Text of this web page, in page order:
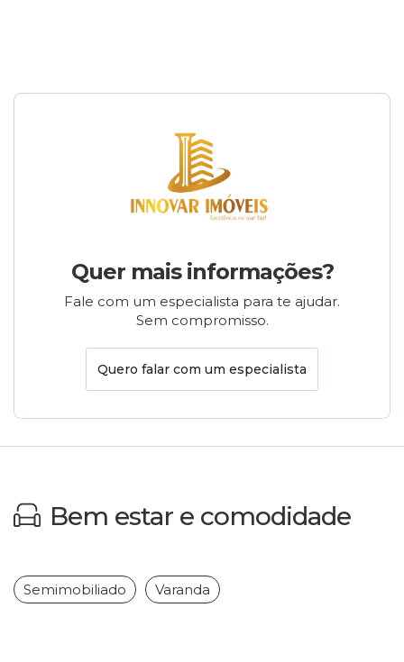
Quer mais informações?
Fale com um especialista para te ajudar.
Sem compromisso.
Quero falar com um especialista
Bem estar e comodidade
Semimobiliado Varanda